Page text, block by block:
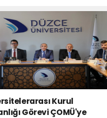
Kurul
Görevi ÇOMÜ'ye